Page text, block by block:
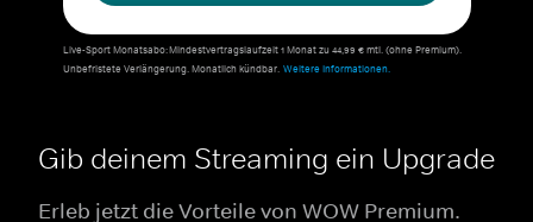
Live-Sport Monatsabo: Mindestvertragslaufzeit 1 Monat zu 44,99 € mtl. (ohne Premium).
Unbefristete Verlängerung. Monatlich kündbar. Weitere Informationen.
Gib deinem Streaming ein Upgrade
Erleb jetzt die Vorteile von WOW Premium.